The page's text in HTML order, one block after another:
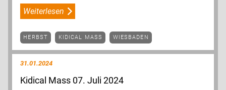
Weiterlesen
HERBST KIDICAL MASS WIESBADEN
31.01.2024
Kidical Mass 07. Juli 2024